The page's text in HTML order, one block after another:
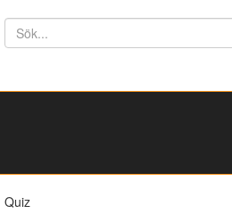
Söktext
Quiz